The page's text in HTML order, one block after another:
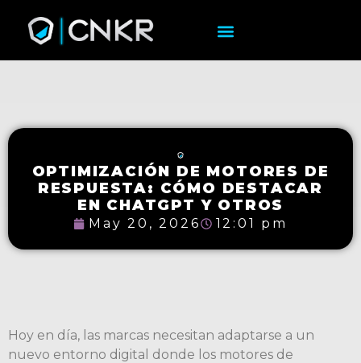
OPTIMIZACIÓN DE MOTORES DE
RESPUESTA: CÓMO DESTACAR
EN CHATGPT Y OTROS
May 20, 2026 12:01 pm
Hoy en día, las marcas necesitan adaptarse a un
nuevo entorno digital donde los motores de